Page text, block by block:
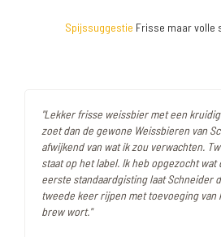
Spijssuggestie Frisse maar volle
"Lekker frisse weissbier met een
zoet dan de gewone Weissbieren van
afwijkend van wat ik zou verwachten.
staat op het label. Ik heb opgezocht
eerste standaardgisting laat Schneider
tweede keer rijpen met toevoeging van
brew wort."